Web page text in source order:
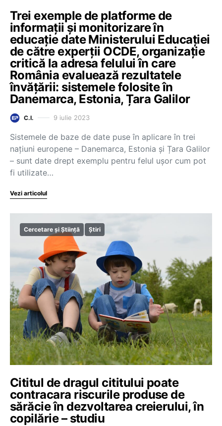
Trei exemple de platforme de
informații și monitorizare în
educație date Ministerului Educației
de către experții OCDE, organizație
critică la adresa felului în care
România evaluează rezultatele
învățării: sistemele folosite în
Danemarca, Estonia, Țara Galilor
C.I. 9 iulie 2023
Sistemele de baze de date puse în aplicare în trei
națiuni europene – Danemarca, Estonia și Țara Galilor
– sunt date drept exemplu pentru felul ușor cum pot
fi utilizate…
Vezi articolul
Cercetare și Știință Știri
Cititul de dragul cititului poate
contracara riscurile produse de
sărăcie în dezvoltarea creierului, în
copilărie – studiu